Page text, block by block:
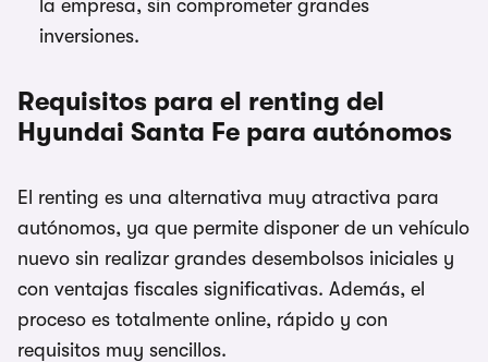
la empresa, sin comprometer grandes
inversiones.
Requisitos para el renting del
Hyundai Santa Fe para autónomos
El renting es una alternativa muy atractiva para
autónomos, ya que permite disponer de un vehículo
nuevo sin realizar grandes desembolsos iniciales y
con ventajas fiscales significativas. Además, el
proceso es totalmente online, rápido y con
requisitos muy sencillos.